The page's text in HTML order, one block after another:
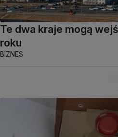
Te dwa kraje mogą
roku
BIZNES